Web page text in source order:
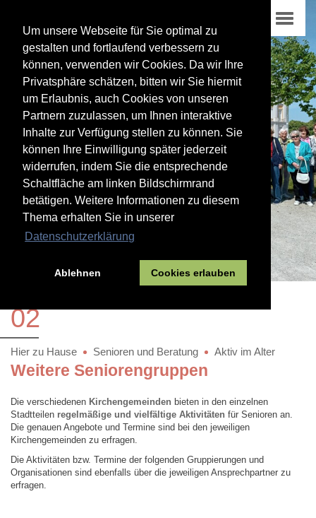
Um unsere Webseite für Sie optimal zu
gestalten und fortlaufend verbessern zu
können, verwenden wir Cookies. Da wir Ihre
Privatsphäre schätzen, bitten wir Sie hiermit
um Erlaubnis, auch Cookies von unseren
Partnern zuzulassen, um Ihnen interaktive
Inhalte zur Verfügung stellen zu können. Sie
können Ihre Einwilligung später jederzeit
widerrufen, indem Sie die entsprechende
Schaltfläche am linken Bildschirmrand
betätigen. Weitere Informationen zu diesem
Thema erhalten Sie in unserer
Datenschutzerklärung
Ablehnen Cookies erlauben
02
Hier zu Hause Senioren und Beratung Aktiv im Alter
Weitere Seniorengruppen
Die verschiedenen Kirchengemeinden bieten in den einzelnen
Stadtteilen regelmäßige und vielfältige Aktivitäten für Senioren an.
Die genauen Angebote und Termine sind bei den jeweiligen
Kirchengemeinden zu erfragen.
Die Aktivitäten bzw. Termine der folgenden Gruppierungen und
Organisationen sind ebenfalls über die jeweiligen Ansprechpartner zu
erfragen.